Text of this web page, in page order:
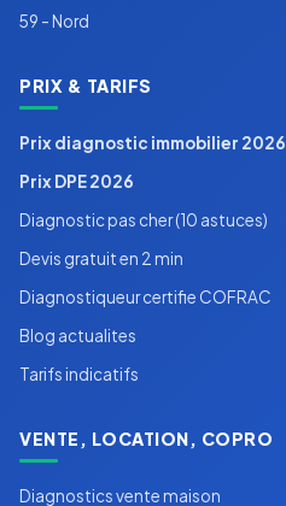
59 - Nord
PRIX & TARIFS
Prix diagnostic immobilier 2026
Prix DPE 2026
Diagnostic pas cher (10 astuces)
Devis gratuit en 2 min
Diagnostiqueur certifie COFRAC
Blog actualites
Tarifs indicatifs
VENTE, LOCATION, COPRO
Diagnostics vente maison